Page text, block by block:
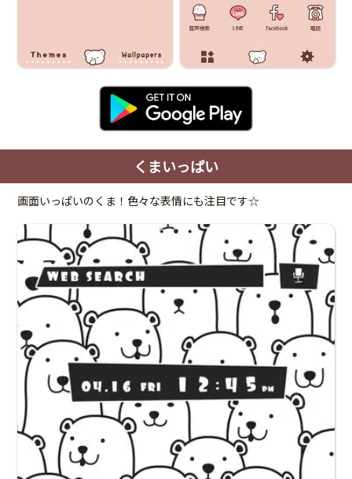
くまいっぱい
画面いっぱいのくま！色々な表情にも注目です☆